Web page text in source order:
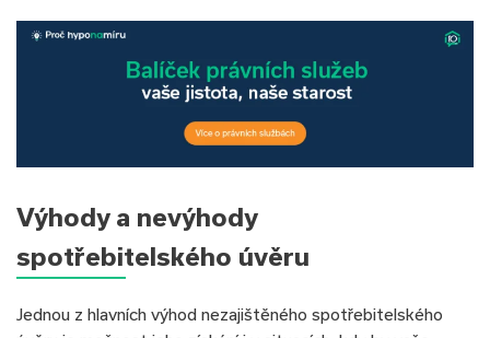
Výhody a nevýhody
spotřebitelského úvěru
Jednou z hlavních výhod nezajištěného spotřebitelského